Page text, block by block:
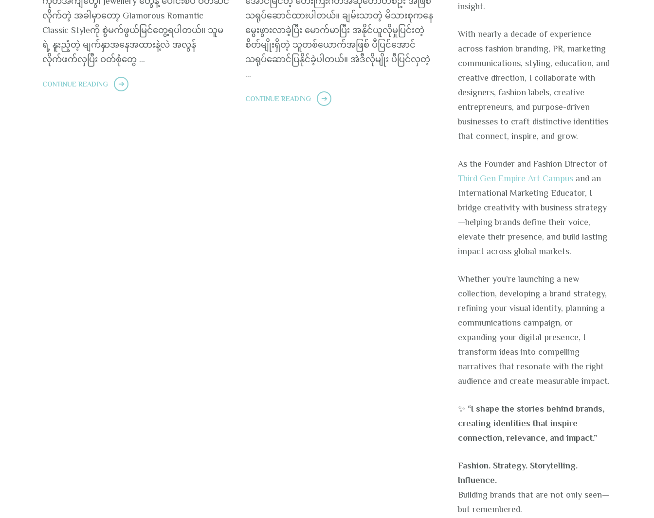
လိုက်တဲ့ အခါမှာတော့ Glamorous Romantic
Classic Styleကို စွဲမက်ဖွယ်မြင်တွေ့ရပါတယ်။ သူမ
ရဲ့ နူးညံ့တဲ့ မျက်နှာအနေအထားနဲ့လဲ အလွန်
လိုက်ဖက်လှပြီး ဝတ်စုံတွေ …
CONTINUE READING
သရုပ်ဆောင်ထားပါတယ်။ ချမ်းသာတဲ့ မိသားစုကနေ
မွေးဖွားလာခဲ့ပြီး မောက်မာပြီး အနိုင်ယူလိုမှုပြင်းတဲ့
စိတ်မျိုးရှိတဲ့ သူတစ်ယောက်အဖြစ် ပီပြင်အောင်
သရုပ်ဆောင်ပြနိုင်ခဲ့ပါတယ်။ အဲဒီလိုမျိုး ပီပြင်လှတဲ့
…
CONTINUE READING
insight.
With nearly a decade of experience
across fashion branding, PR, marketing
communications, styling, education, and
creative direction, I collaborate with
designers, fashion labels, creative
entrepreneurs, and purpose-driven
businesses to craft distinctive identities
that connect, inspire, and grow.
As the Founder and Fashion Director of
Third Gen Empire Art Campus and an
International Marketing Educator, I
bridge creativity with business strategy
—helping brands define their voice,
elevate their presence, and build lasting
impact across global markets.
Whether you’re launching a new
collection, developing a brand strategy,
refining your visual identity, planning a
communications campaign, or
expanding your digital presence, I
transform ideas into compelling
narratives that resonate with the right
audience and create measurable impact.
✨ “I shape the stories behind brands,
creating identities that inspire
connection, relevance, and impact.”
Fashion. Strategy. Storytelling.
Influence.
Building brands that are not only seen—
but remembered.